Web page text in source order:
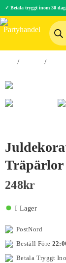
✓ Betala tryggt inom 30
/ /
Träpärlor
248Kr
I Lager
PostNord
Beställ Före
Betala Tryggt